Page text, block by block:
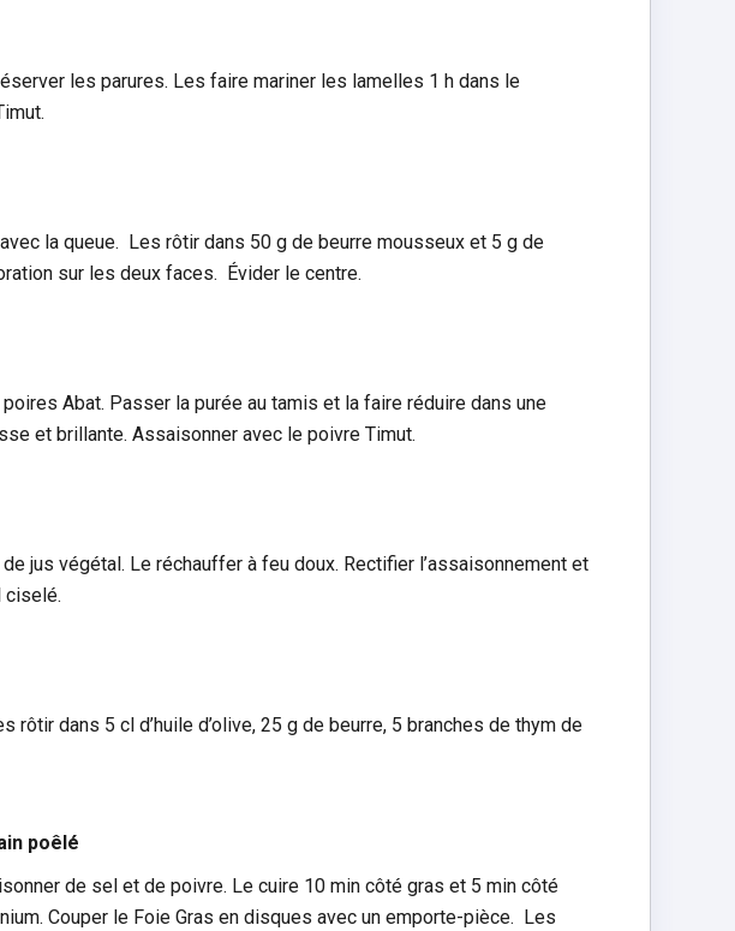
les parures. Les faire mariner les lamelles 1 h dans le
la queue. Les rôtir dans 50 g de beurre mousseux et 5 g de
sur les deux faces. Évider le centre.
Abat. Passer la purée au tamis et la faire réduire dans une
et brillante. Assaisonner avec le poivre Timut.
jus végétal. Le réchauffer à feu doux. Rectifier l’assaisonnement et
ciselé.
rôtir dans 5 cl d’huile d’olive, 25 g de beurre, 5 branches de thym de
poêlé
de sel et de poivre. Le cuire 10 min côté gras et 5 min côté
Couper le Foie Gras en disques avec un emporte-pièce. Les